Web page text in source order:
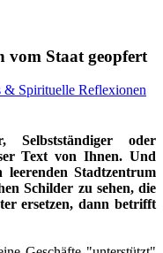
vom Staat geopfert
& Spirituelle Reflexionen
Selbstständiger oder
Text von Ihnen. Und
Stadtzentrum
Schilder zu sehen, die
ersetzen, dann betrifft